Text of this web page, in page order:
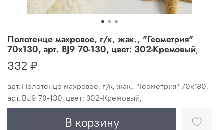
арт. Полотенце махровое, г/к, жак., "Геометрия" 70х130,
арт. BJ9 70-130, цвет: 302-Кремовый,
Полотенце махровое, г/к, жак., "Геометрия"
70х130, арт. BJ9 70-130, цвет: 302-Кремовый,
332 ₽
В корзину